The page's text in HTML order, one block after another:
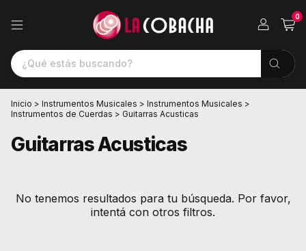
0
Inicio > Instrumentos Musicales > Instrumentos Musicales >
Instrumentos de Cuerdas > Guitarras Acusticas
Guitarras Acusticas
No tenemos resultados para tu búsqueda. Por favor,
intentá con otros filtros.